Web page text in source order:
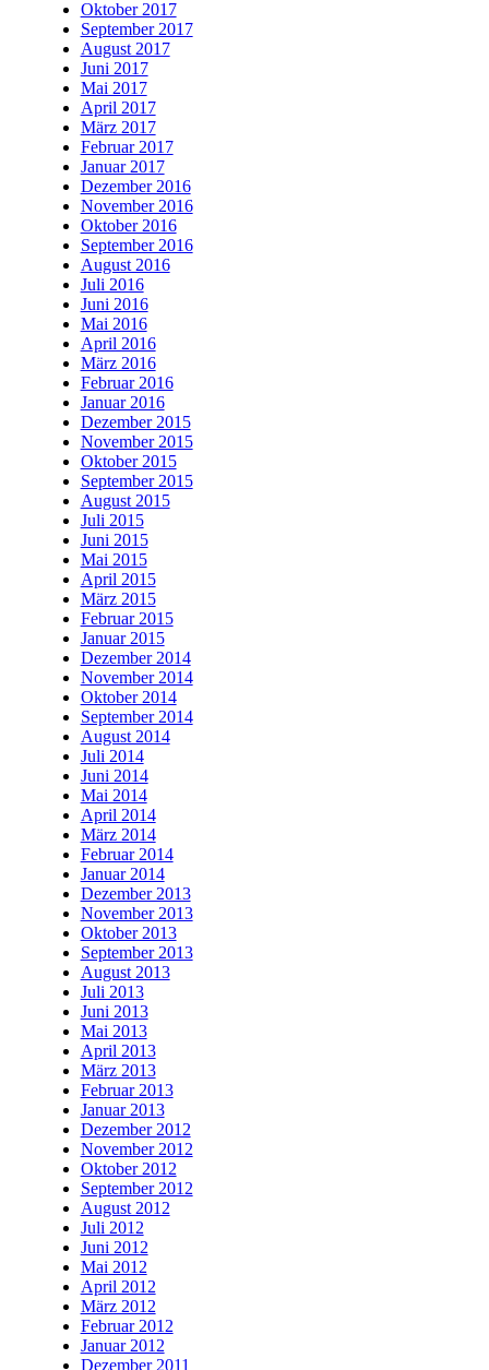
Oktober 2017
September 2017
August 2017
Juni 2017
Mai 2017
April 2017
März 2017
Februar 2017
Januar 2017
Dezember 2016
November 2016
Oktober 2016
September 2016
August 2016
Juli 2016
Juni 2016
Mai 2016
April 2016
März 2016
Februar 2016
Januar 2016
Dezember 2015
November 2015
Oktober 2015
September 2015
August 2015
Juli 2015
Juni 2015
Mai 2015
April 2015
März 2015
Februar 2015
Januar 2015
Dezember 2014
November 2014
Oktober 2014
September 2014
August 2014
Juli 2014
Juni 2014
Mai 2014
April 2014
März 2014
Februar 2014
Januar 2014
Dezember 2013
November 2013
Oktober 2013
September 2013
August 2013
Juli 2013
Juni 2013
Mai 2013
April 2013
März 2013
Februar 2013
Januar 2013
Dezember 2012
November 2012
Oktober 2012
September 2012
August 2012
Juli 2012
Juni 2012
Mai 2012
April 2012
März 2012
Februar 2012
Januar 2012
Dezember 2011